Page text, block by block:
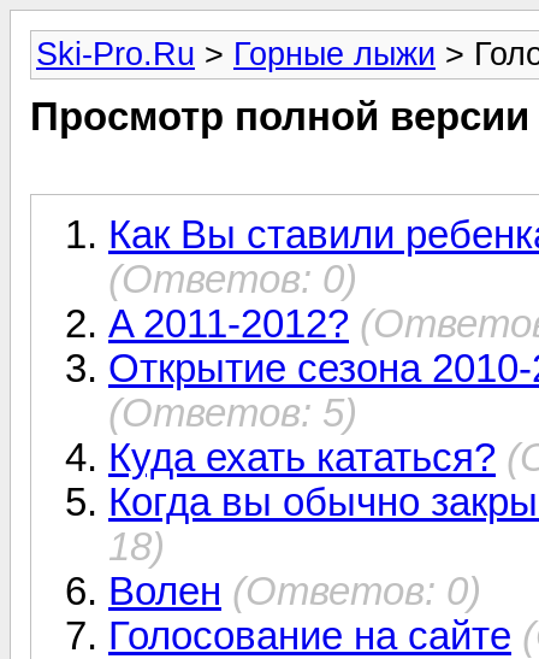
Ski-Pro.Ru > Горные лыжи >
Просмотр полной
Как Вы ставили
(Ответов: 0)
A 2011-2012?
Открытие сезона
(Ответов: 5)
Куда ехать кататься?
Когда вы обычно
18)
Волен (Ответов: 0)
Голосование на сайте